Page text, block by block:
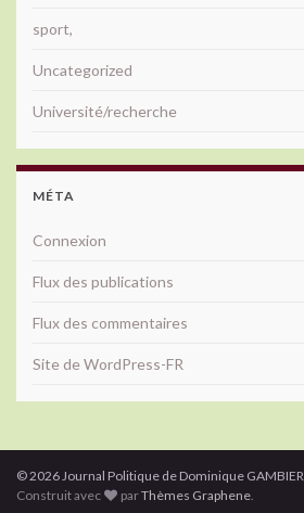
sport,
Uncategorized
Université/recherche
MÉTA
Connexion
Flux des publications
Flux des commentaires
Site de WordPress-FR
© 2026 Journal Politique de Dominique GAMBIER.
Construit avec
parThèmes Graphene